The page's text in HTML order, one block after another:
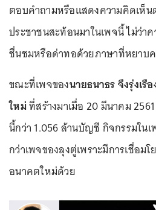
ตอบคำถามหรือแสดงความคิดเห็
ประชาชนสะท้อนมาในเพจนี้ ไม่ว่า
ชื่นชมหรือด่าทอด้วยภาษาที่หยาบ
ขณะที่เพจของนายธนาธร จึงรุ่งเ
ใหม่ที่สร้างมาเมื่อ 20 มีนาคม
นี้กว่า 1.056 ล้านบัญชี กิจกรรมใน
กว่าเพจของลุงตู่เพราะมีการเชื่อม
อนาคตใหม่ด้วย